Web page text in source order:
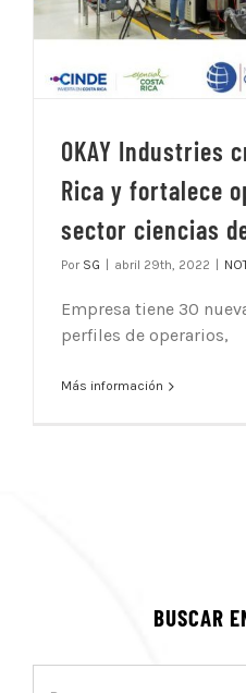
OKAY Industries
Rica y fortalece
sector ciencias
Por SG | abril 29th, 2022 |
Empresa tiene 30
perfiles de operarios,
Más información
BUSCAR